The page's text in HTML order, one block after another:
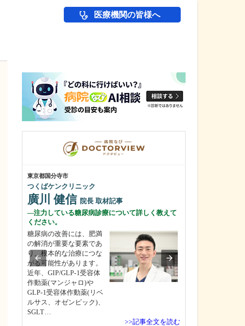
医療機関の皆様へ
東京都国分寺市
つくばケンクリニック
廣川 健信 院長 取材記事
注力している糖尿病診療について詳しく教えて
ください。
糖尿病の改善には、肥満
の解消が重要な要素であ
り、根本的な治療につな
がる可能性があります。
近年、GIP/GLP-1受容体
作動薬(マンジャロ)や
GLP-1受容体作動薬(リベ
ルサス、オゼンピック)、
SGLT…
>>記事全文を読む